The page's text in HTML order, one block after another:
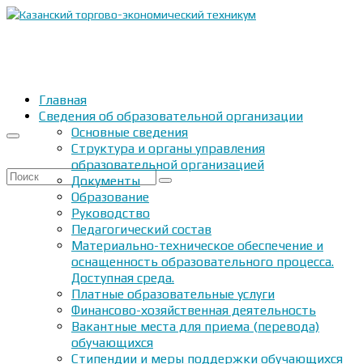
Искать:
Главная
Сведения об образовательной организации
Основные сведения
Структура и органы управления
образовательной организацией
Документы
Образование
Руководство
Педагогический состав
Материально-техническое обеспечение и
оснащенность образовательного процесса.
Доступная среда.
Платные образовательные услуги
Финансово-хозяйственная деятельность
Вакантные места для приема (перевода)
обучающихся
Стипендии и меры поддержки обучающихся